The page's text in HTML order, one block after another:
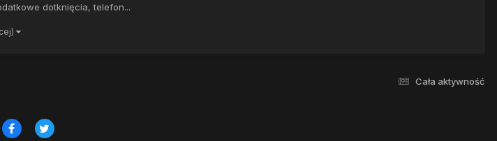
dotknięcia, telefon...
Cała aktywność